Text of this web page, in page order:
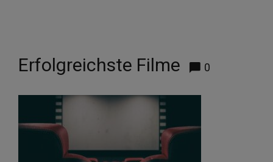
Erfolgreichste Filme 0